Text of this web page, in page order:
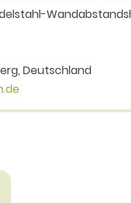
Deutschland